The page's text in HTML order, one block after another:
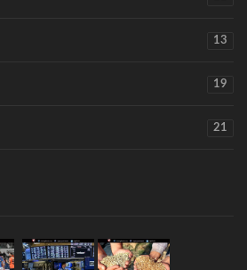
13
19
21